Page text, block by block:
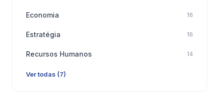
Economia 16
Estratégia 16
Recursos Humanos 14
Ver todas (7)